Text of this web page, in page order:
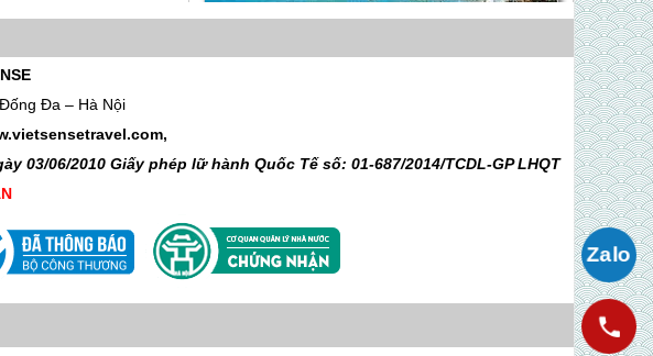
Đa – Hà Nội
03/06/2010 Giấy phép lữ hành Quốc Tế số: 01-687/2014/TCDL-GP LHQT